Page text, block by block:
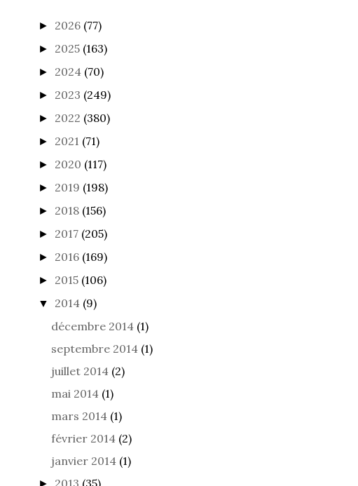
► 2026 (77)
► 2025 (163)
► 2024 (70)
► 2023 (249)
► 2022 (380)
► 2021 (71)
► 2020 (117)
► 2019 (198)
► 2018 (156)
► 2017 (205)
► 2016 (169)
► 2015 (106)
▼ 2014 (9)
décembre 2014 (1)
septembre 2014 (1)
juillet 2014 (2)
mai 2014 (1)
mars 2014 (1)
février 2014 (2)
janvier 2014 (1)
► 2013 (35)